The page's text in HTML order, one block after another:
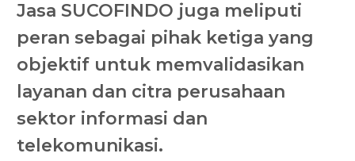
Jasa SUCOFINDO juga meliputi
peran sebagai pihak ketiga yang
objektif untuk memvalidasikan
layanan dan citra perusahaan
sektor informasi dan
telekomunikasi.